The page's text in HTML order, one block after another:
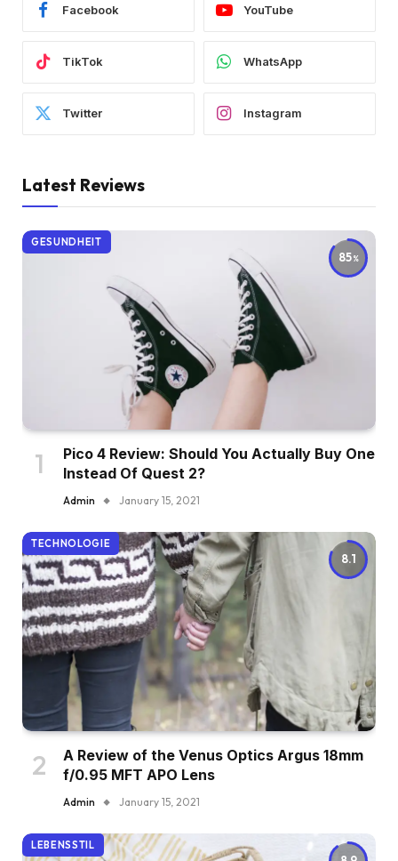
Facebook YouTube
TikTok WhatsApp
Twitter Instagram
Latest Reviews
85
GESUNDHEIT
Pico 4 Review: Should You Actually Buy One
Instead Of Quest 2?
Admin January 15, 2021
8.1
TECHNOLOGIE
A Review of the Venus Optics Argus 18mm
f/0.95 MFT APO Lens
Admin January 15, 2021
LEBENSSTIL